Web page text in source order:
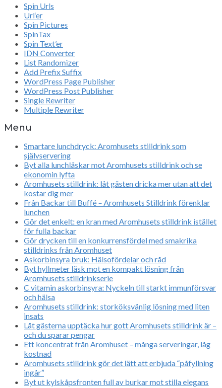
Spin Urls
Url’er
Spin Pictures
SpinTax
Spin Text’er
IDN Converter
List Randomizer
Add Prefix Suffix
WordPress Page Publisher
WordPress Post Publisher
Single Rewriter
Multiple Rewriter
Menu
Smartare lunchdryck: Aromhusets stilldrink som
självservering
Byt alla lunchläskar mot Aromhusets stilldrink och se
ekonomin lyfta
Aromhusets stilldrink: låt gästen dricka mer utan att det
kostar dig mer
Från Backar till Buffé – Aromhusets Stilldrink förenklar
lunchen
Gör det enkelt: en kran med Aromhusets stilldrink istället
för fulla backar
Gör drycken till en konkurrensfördel med smakrika
stilldrinks från Aromhuset
Askorbinsyra bruk: Hälsofördelar och råd
Byt hyllmeter läsk mot en kompakt lösning från
Aromhusets stilldrinkserie
C vitamin askorbinsyra: Nyckeln till starkt immunförsvar
och hälsa
Aromhusets stilldrink: storköksvänlig lösning med liten
insats
Låt gästerna upptäcka hur gott Aromhusets stilldrink är –
och du sparar pengar
Ett koncentrat från Aromhuset – många serveringar, låg
kostnad
Aromhusets stilldrink gör det lätt att erbjuda “påfyllning
ingår”
Byt ut kylskåpsfronten full av burkar mot stilla elegans